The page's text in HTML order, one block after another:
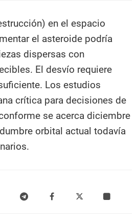
en el espacio
el asteroide podría
dispersas con
El desvío requiere
Los estudios
crítica para decisiones de
se acerca diciembre
orbital actual todavía